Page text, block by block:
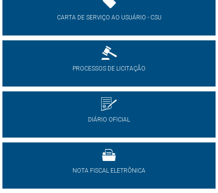
CARTA DE SERVIÇO AO USUÁRIO - CSU
PROCESSOS DE LICITAÇÃO
DIÁRIO OFICIAL
NOTA FISCAL ELETRÔNICA